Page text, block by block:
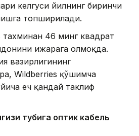
келгуси йилнинг биринчи
топширилади.
46 минг квадрат
ижарага олмоқда.
вазирлигининг
Wildberries қўшимча
ҳеч қандай таклиф
тубига оптик кабель